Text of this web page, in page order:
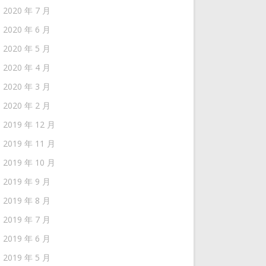
2020 年 7 月
2020 年 6 月
2020 年 5 月
2020 年 4 月
2020 年 3 月
2020 年 2 月
2019 年 12 月
2019 年 11 月
2019 年 10 月
2019 年 9 月
2019 年 8 月
2019 年 7 月
2019 年 6 月
2019 年 5 月